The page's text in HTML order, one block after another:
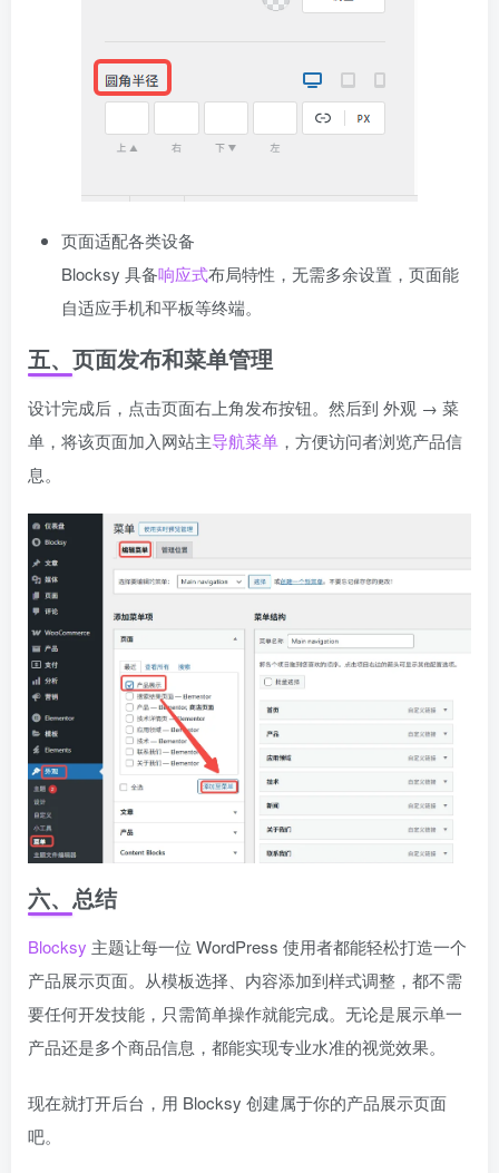
页面适配各类设备
Blocksy 具备响应式布局特性，无需多余设置，页面能
自适应手机和平板等终端。
五、页面发布和菜单管理
设计完成后，点击页面右上角发布按钮。然后到 外观 → 菜
单，将该页面加入网站主导航菜单 ，方便访问者浏览产品信
息。
六、总结
Blocksy 主题让每一位 WordPress 使用者都能轻松打造一个
产品展示页面。从模板选择、内容添加到样式调整，都不需
要任何开发技能，只需简单操作就能完成。无论是展示单一
产品还是多个商品信息，都能实现专业水准的视觉效果。
现在就打开后台，用 Blocksy 创建属于你的产品展示页面
吧。